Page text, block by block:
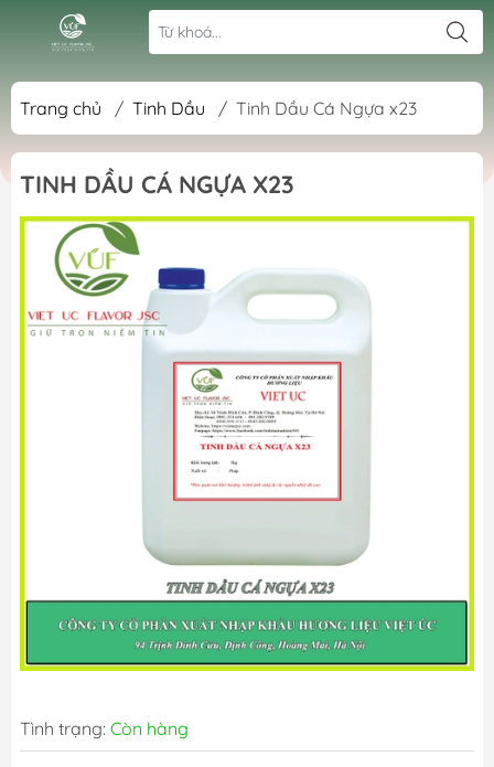
Trang chủ / Tinh Dầu / Tinh Dầu Cá Ngựa x23
TINH DẦU CÁ NGỰA X23
Tình trạng: Còn hàng